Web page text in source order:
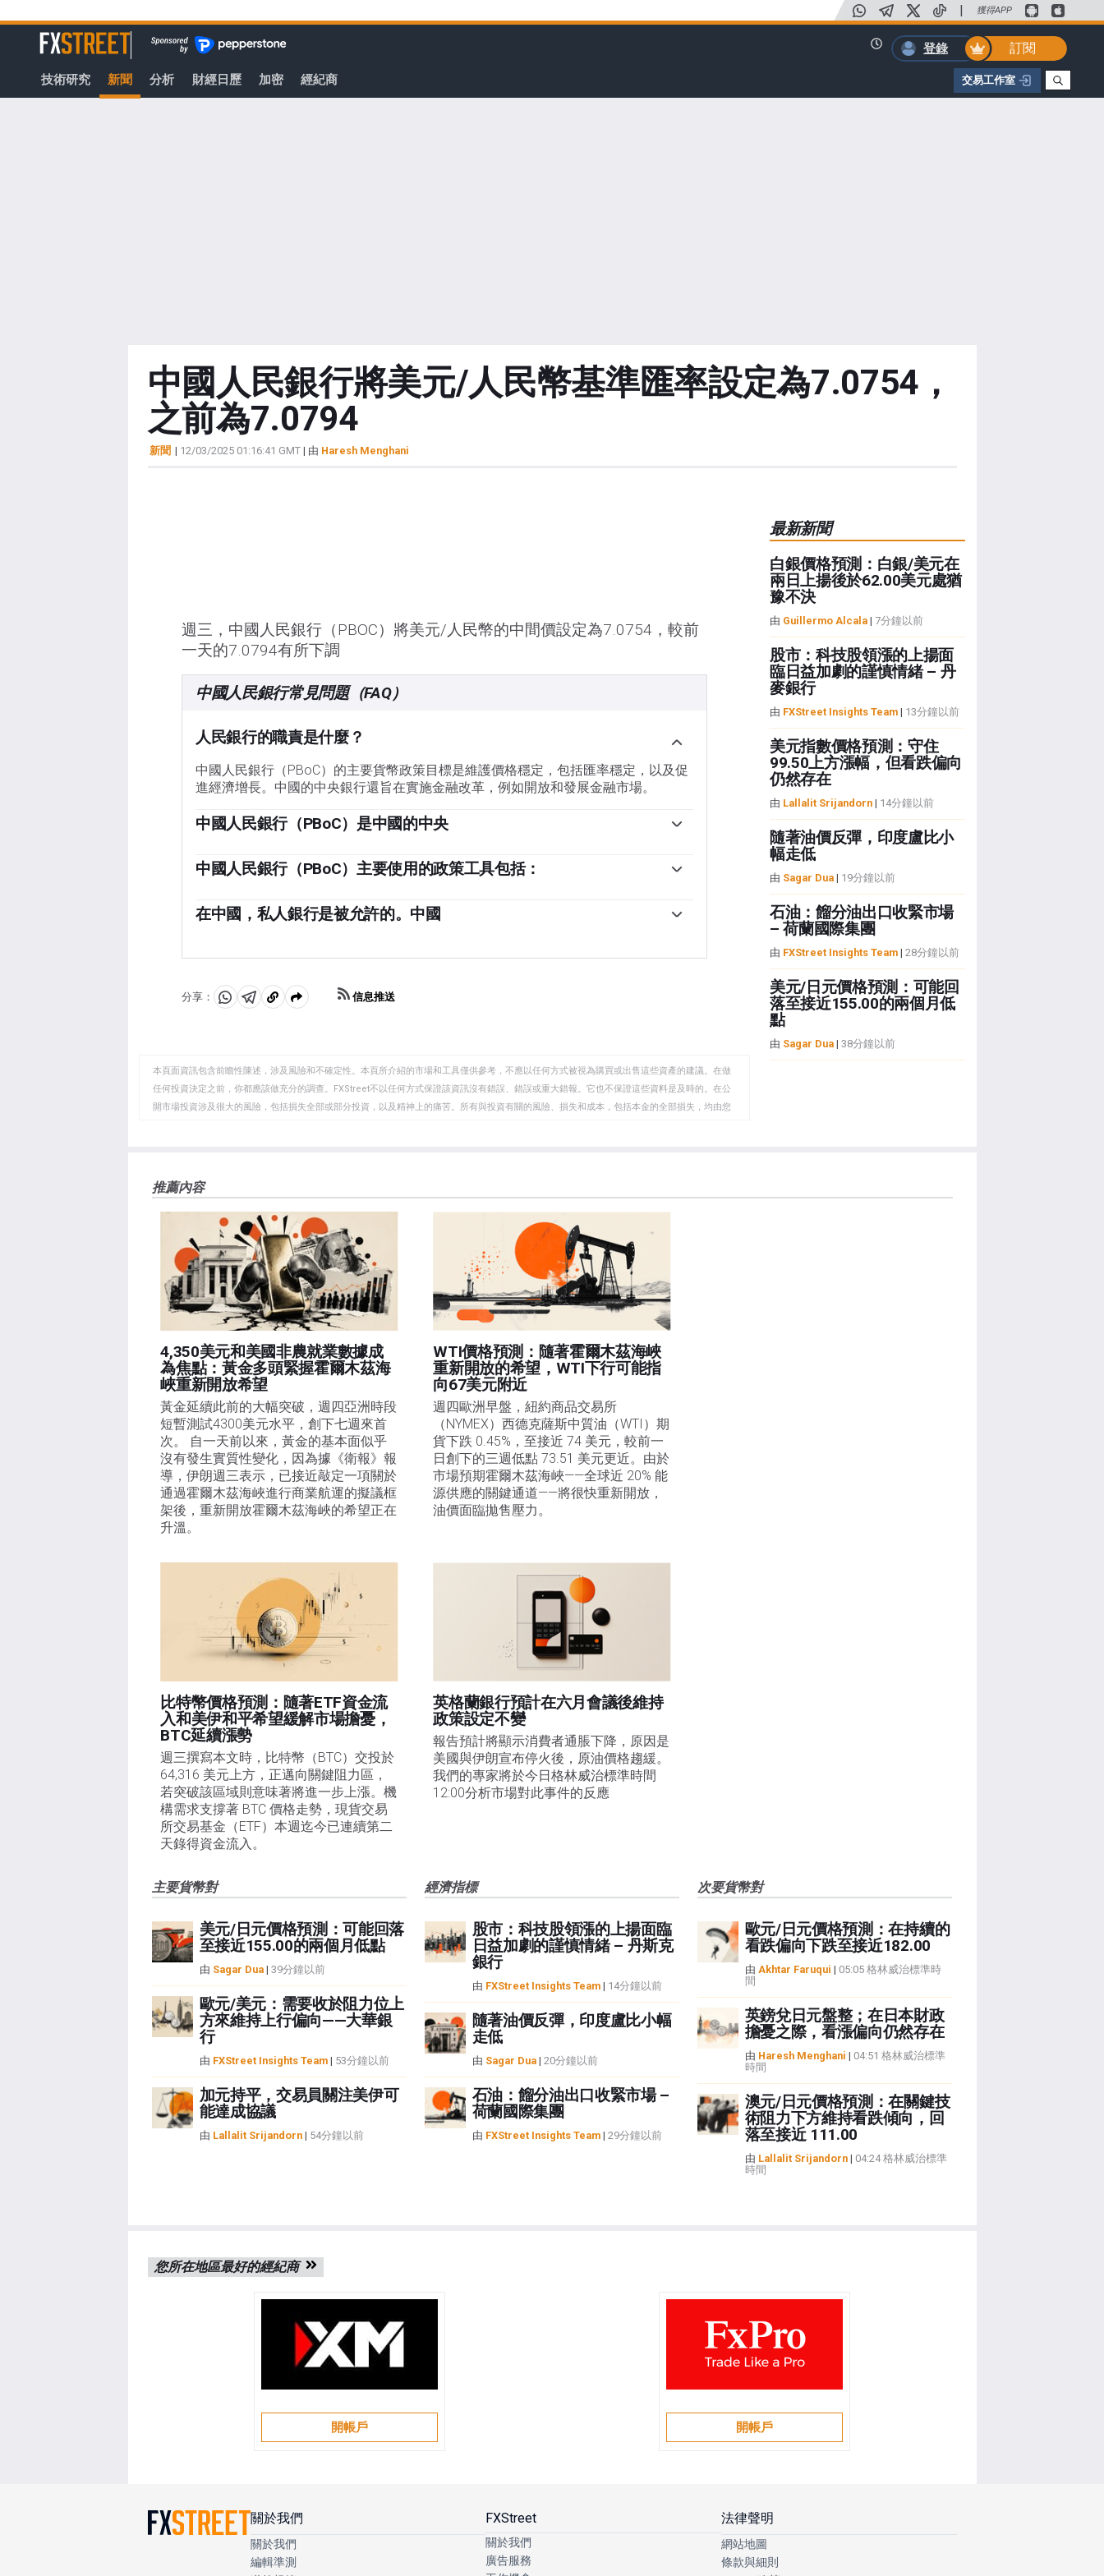
至
容
| 獲得APP
FXStreet
登錄
訂閱
技術研究 新聞 分析 財經日歷 加密 經紀商 交易工作室
中國人民銀行將美元/人民幣基準匯率設定為7.0754，
之前為7.0794
新聞 | 12/03/2025 01:16:41 GMT| 由 Haresh Menghani
週三，中國人民銀行（PBOC）將美元/人民幣的中間價設定為7.0754，較前
一天的7.0794有所下調
中國人民銀行常見問題（FAQ）
人民銀行的職責是什麼？
中國人民銀行（PBoC）的主要貨幣政策目標是維護價格穩定，包括匯率穩定，以及促
進經濟增長。中國的中央銀行還旨在實施金融改革，例如開放和發展金融市場。
中國人民銀行（PBoC）是中國的中央
機構。由國務院主席提名的中國共產黨（CCP）委員會書記對中國人民銀行的管理和方
中國人民銀行（PBoC）主要使用的政策工具包括：
具包括七天逆回購利率（RRR）、中期借貸便利（MLF）、外匯干預和存款準備金率
央銀行還可以影響人民幣的匯率。
在中國，私人銀行是被允許的。中國
報》，最大的私營銀行是數字貸款機構微眾銀行和網商銀行，這兩者均由科技巨頭騰
主導的金融領域運營。
分享：
分
WhatsApp
分
Telegram
複
剪
貼
板
信息推送
本頁面資訊包含前瞻性陳述，涉及風險和不確定性。本頁所介紹的市場和工具僅供參考，不應以任何方式被視為購買或出售這些資產的建議。在做
任何投資決定之前，你都應該做充分的調查。FXStreet不以任何方式保證該資訊沒有錯誤、錯誤或重大錯報。它也不保證這些資料是及時的。在公
開市場投資涉及很大的風險，包括損失全部或部分投資，以及精神上的痛苦。所有與投資有關的風險、損失和成本，包括本金的全部損失，均由您
FXStreet和作者不提供個性化的建議。作者對該資訊的準確性、完整性或適用性不作任何陳述。FXStreet和作者將不承擔任何錯誤，遺漏或任何損
失，傷害或損害由此資訊及其顯示或使用引起的。錯誤和遺漏除外。本文作者和FXStreet並非註冊投資顧問，本文內容無意提供任何投資建議。
最新新聞
白銀價格預測：白銀/美元在
兩日上揚後於62.00美元處猶
豫不決
由 Guillermo Alcala| 7分鐘以前
股市：科技股領漲的上揚面
臨日益加劇的謹慎情緒 – 丹
麥銀行
由 FXStreet Insights Team| 13分鐘以前
美元指數價格預測：守住
99.50上方漲幅，但看跌偏向
仍然存在
由 Lallalit Srijandorn| 14分鐘以前
隨著油價反彈，印度盧比小
幅走低
由 Sagar Dua| 19分鐘以前
石油：餾分油出口收緊市場
– 荷蘭國際集團
由 FXStreet Insights Team| 28分鐘以前
美元/日元價格預測：可能回
落至接近155.00的兩個月低
點
由 Sagar Dua| 38分鐘以前
推薦內容
4,350美元和美國非農就業數據成
為焦點：黃金多頭緊握霍爾木茲海
峽重新開放希望
黃金延續此前的大幅突破，週四亞洲時段
短暫測試4300美元水平，創下七週來首
次。 自一天前以來，黃金的基本面似乎
沒有發生實質性變化，因為據《衛報》報
導，伊朗週三表示，已接近敲定一項關於
通過霍爾木茲海峽進行商業航運的擬議框
架後，重新開放霍爾木茲海峽的希望正在
升溫。
WTI價格預測：隨著霍爾木茲海峽
重新開放的希望，WTI下行可能指
向67美元附近
週四歐洲早盤，紐約商品交易所
（NYMEX）西德克薩斯中質油（WTI）期
貨下跌 0.45%，至接近 74 美元，較前一
日創下的三週低點 73.51 美元更近。由於
市場預期霍爾木茲海峽——全球近 20% 能
源供應的關鍵通道——將很快重新開放，
油價面臨拋售壓力。
比特幣價格預測：隨著ETF資金流
入和美伊和平希望緩解市場擔憂，
BTC延續漲勢
週三撰寫本文時，比特幣（BTC）交投於
64,316 美元上方，正邁向關鍵阻力區，
若突破該區域則意味著將進一步上漲。機
構需求支撐著 BTC 價格走勢，現貨交易
所交易基金（ETF）本週迄今已連續第二
天錄得資金流入。
英格蘭銀行預計在六月會議後維持
政策設定不變
報告預計將顯示消費者通脹下降，原因是
美國與伊朗宣布停火後，原油價格趨緩。
我們的專家將於今日格林威治標準時間
12:00分析市場對此事件的反應
主要貨幣對
美元/日元價格預測：可能回落
至接近155.00的兩個月低點
由 Sagar Dua| 39分鐘以前
歐元/美元：需要收於阻力位上
方來維持上行偏向——大華銀
行
由 FXStreet Insights Team| 53分鐘以前
加元持平，交易員關注美伊可
能達成協議
由 Lallalit Srijandorn| 54分鐘以前
經濟指標
股市：科技股領漲的上揚面臨
日益加劇的謹慎情緒 – 丹斯克
銀行
由 FXStreet Insights Team| 14分鐘以前
隨著油價反彈，印度盧比小幅
走低
由 Sagar Dua| 20分鐘以前
石油：餾分油出口收緊市場 –
荷蘭國際集團
由 FXStreet Insights Team| 29分鐘以前
次要貨幣對
歐元/日元價格預測：在持續的
看跌偏向下跌至接近182.00
由 Akhtar Faruqui | 05:05 格林威治標準時
間
英鎊兌日元盤整；在日本財政
擔憂之際，看漲偏向仍然存在
由 Haresh Menghani | 04:51 格林威治標準
時間
澳元/日元價格預測：在關鍵技
術阻力下方維持看跌傾向，回
落至接近 111.00
由 Lallalit Srijandorn| 04:24 格林威治標準
時間
您所在地區最好的經紀商
開帳戶 開帳戶
關於我們
關於我們
編輯準測
FXStreet
關於我們
廣告服務
法律聲明
網站地圖
條款與細則